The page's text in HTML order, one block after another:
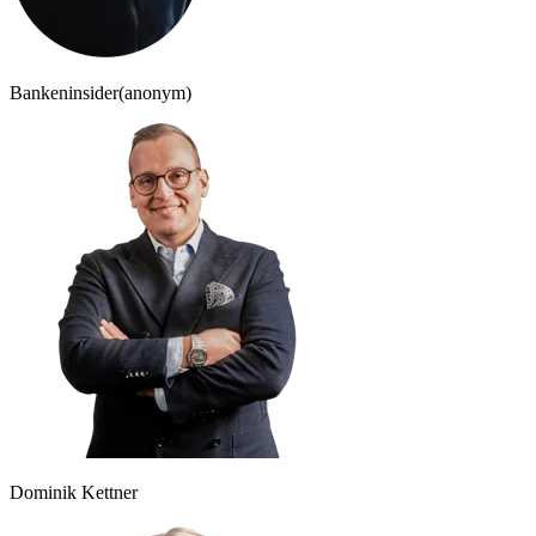
Bankeninsider(anonym)
Dominik Kettner